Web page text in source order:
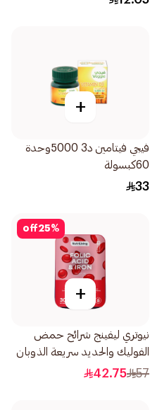
+
فيجي فيتامين د3 5000وحدة
60كبسولة
33
25%
off
+
نيوتري ليفينج شرائح حمض
الفوليك والحديد سريعة الذوبان
بالفم 30قطعة
57
42.75